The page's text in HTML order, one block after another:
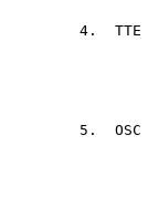
4. TTE
5. OSC